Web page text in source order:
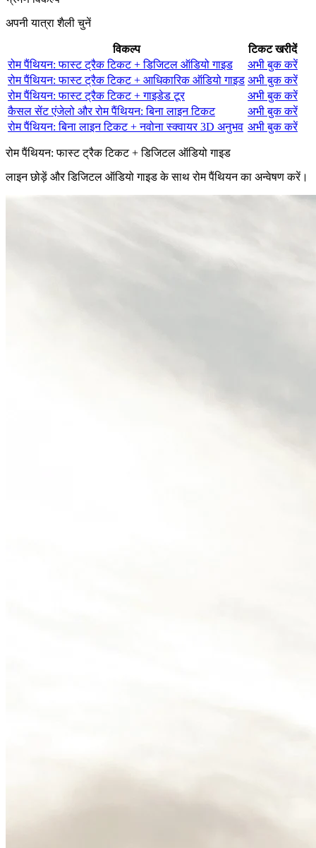
अपनी यात्रा शैली चुनें
विकल्प
टिकट खरीदें
रोम पैंथियन: फास्ट ट्रैक टिकट + डिजिटल ऑडियो गाइड
अभी बुक करें
रोम पैंथियन: फास्ट ट्रैक टिकट + आधिकारिक ऑडियो गाइड अभी बुक करें
रोम पैंथियन: फास्ट ट्रैक टिकट + गाइडेड टूर
अभी बुक करें
कैसल सेंट एंजेलो और रोम पैंथियन: बिना लाइन टिकट
अभी बुक करें
रोम पैंथियन: बिना लाइन टिकट + नवोना स्क्वायर 3D अनुभव अभी बुक करें
रोम पैंथियन: फास्ट ट्रैक टिकट + डिजिटल ऑडियो गाइड
लाइन छोड़ें और डिजिटल ऑडियो गाइड के साथ रोम पैंथियन का अन्वेषण करें।